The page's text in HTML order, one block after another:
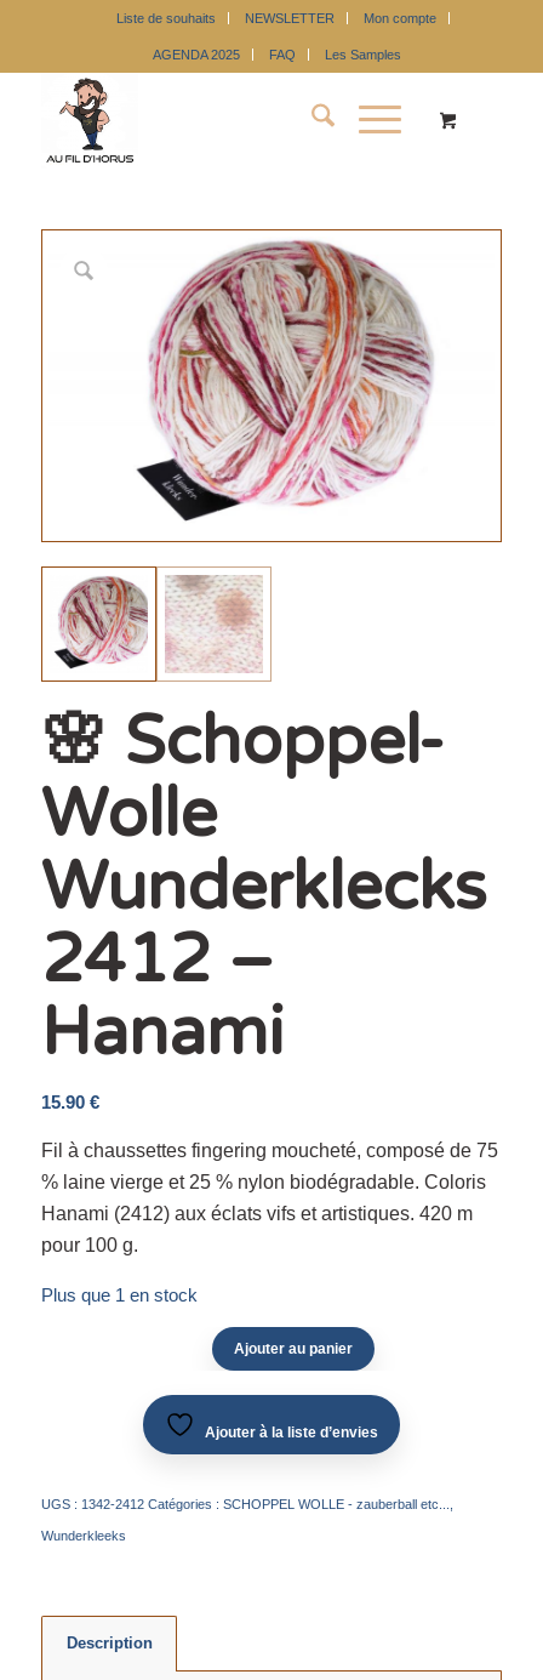
Liste de souhaits NEWSLETTER Mon compte
AGENDA 2025 FAQ Les Samples
🌸 Schoppel-
Wolle
Wunderklecks
2412 –
Hanami
15.90 €
Fil à chaussettes fingering moucheté, composé de 75
% laine vierge et 25 % nylon biodégradable. Coloris
Hanami (2412) aux éclats vifs et artistiques. 420 m
pour 100 g.
Plus que 1 en stock
Ajouter au panier
Ajouter à la liste d’envies
UGS : 1342-2412 Catégories : SCHOPPEL WOLLE - zauberball etc...
Wunderkleeks
Description